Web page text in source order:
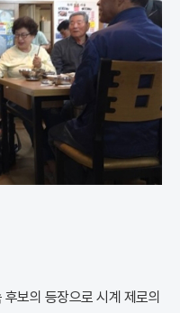
보의 등장으로 시계 제로의